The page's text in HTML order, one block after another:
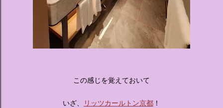
この感じを覚えておいて
いざ、 リッツカールトン京都 ！